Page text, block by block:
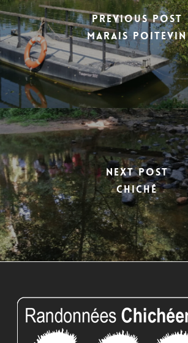
Previous Post
marais poitevin
Next Post
chiché